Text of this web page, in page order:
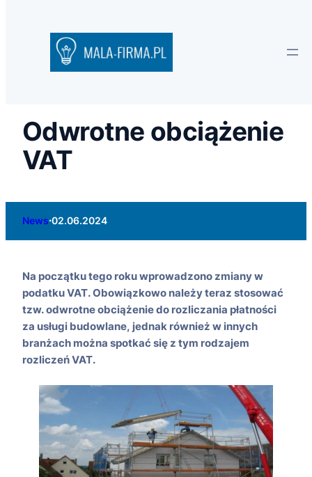
Odwrotne obciążenie
VAT
News·02.06.2024
Na początku tego roku wprowadzono zmiany w
podatku VAT. Obowiązkowo należy teraz stosować
tzw. odwrotne obciążenie do rozliczania płatności
za usługi budowlane, jednak również w innych
branżach można spotkać się z tym rodzajem
rozliczeń VAT.